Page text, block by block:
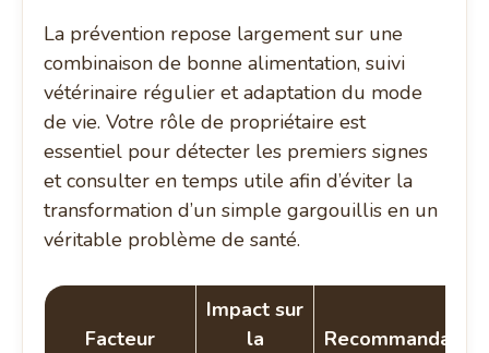
La prévention repose largement sur une
combinaison de bonne alimentation, suivi
vétérinaire régulier et adaptation du mode
de vie. Votre rôle de propriétaire est
essentiel pour détecter les premiers signes
et consulter en temps utile afin d’éviter la
transformation d’un simple gargouillis en un
véritable problème de santé.
Facteur
Impact sur
la